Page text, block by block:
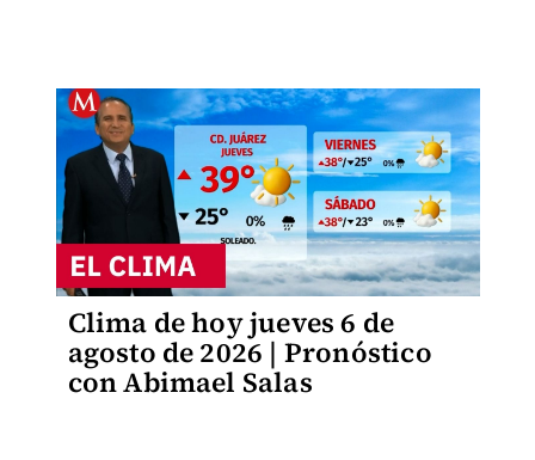
Clima de hoy jueves 6 de
agosto de 2026 | Pronóstico
con Abimael Salas